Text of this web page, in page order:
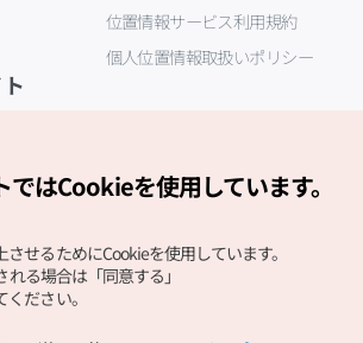
位置情報サービス利用規約
個人位置情報取扱いポリシー
はCookieを使用しています。
せるためにCookieを使用しています。
る場合は「同意する」
ださい。